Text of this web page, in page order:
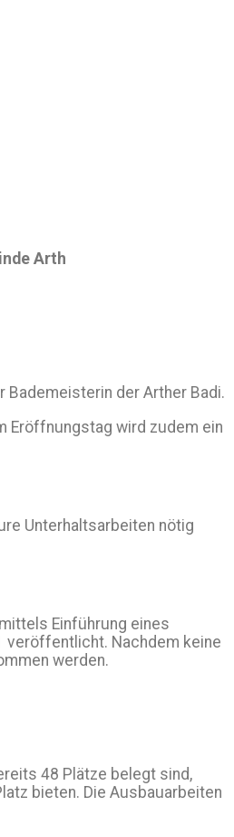
Arth
der Arther Badi.
Eröffnungstag wird zudem ein
Unterhaltsarbeiten nötig
Einführung eines
veröffentlicht. Nachdem keine
werden.
48 Plätze belegt sind,
bieten. Die Ausbauarbeiten